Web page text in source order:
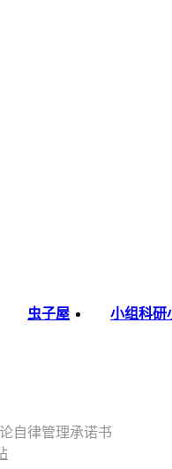
虫子屋 小组科研
自律管理承诺书